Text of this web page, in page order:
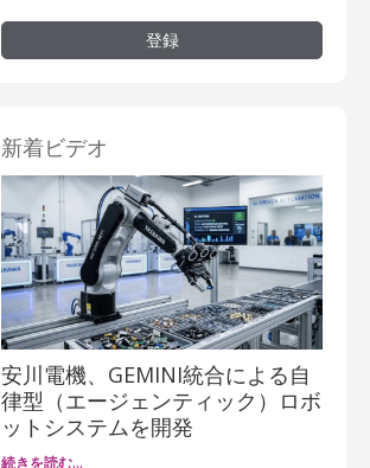
登録
新着ビデオ
安川電機、GEMINI統合による自
律型（エージェンティック）ロボ
ットシステムを開発
続きを読む…